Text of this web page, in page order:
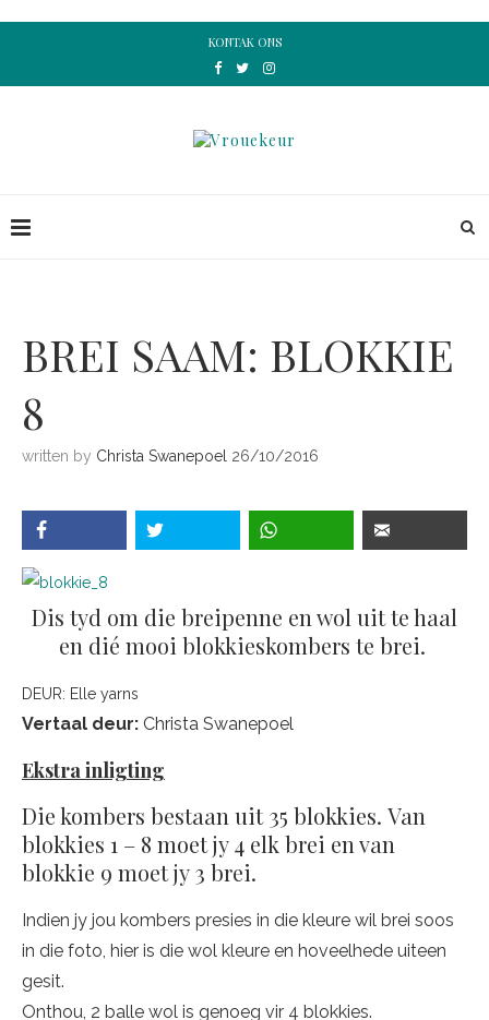
KONTAK ONS
BREI SAAM: BLOKKIE
8
written by Christa Swanepoel 26/10/2016
Dis tyd om die breipenne en wol uit te haal
en dié mooi blokkieskombers te brei.
DEUR: Elle yarns
Vertaal deur: Christa Swanepoel
Ekstra inligting
Die kombers bestaan uit 35 blokkies. Van
blokkies 1 – 8 moet jy 4 elk brei en van
blokkie 9 moet jy 3 brei.
Indien jy jou kombers presies in die kleure wil brei soos
in die foto, hier is die wol kleure en hoveelhede uiteen
gesit.
Onthou, 2 balle wol is genoeg vir 4 blokkies.